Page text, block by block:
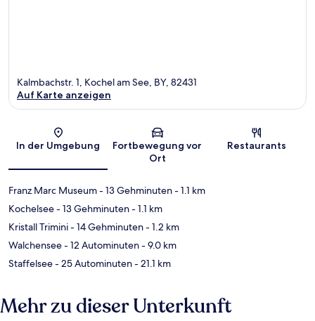
Karte
Kalmbachstr. 1, Kochel am See, BY, 82431
Auf Karte anzeigen
In der Umgebung
Fortbewegung vor
Ort
Restaurants
Franz Marc Museum- 13 Gehminuten- 1.1 km
Kochelsee- 13 Gehminuten- 1.1 km
Kristall Trimini- 14 Gehminuten- 1.2 km
Walchensee- 12 Autominuten- 9.0 km
Staffelsee- 25 Autominuten- 21.1 km
Mehr zu dieser Unterkunft